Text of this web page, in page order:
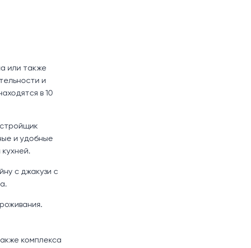
или также
и
в 10
и удобные
с джакузи с
комплекса